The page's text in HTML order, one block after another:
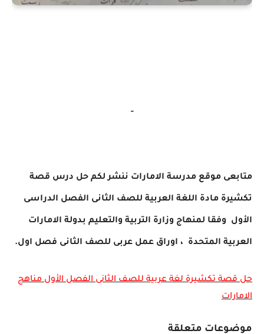
-
متابعى موقع مدرسة الامارات ننشر لكم حل درس قصة
تكشيرة مادة اللغة العربية للصف الثانى الفصل الدراسى
الأول وفقا لمنهاج وزارة التربية والتعليم بدولة الامارات
العربية المتحدة ، اوراق عمل عربى للصف الثانى فصل اول.
حل قصة تكشيرة لغة عربية للصف الثانى الفصل الأول مناهج
الامارات
موضوعات متعلقة